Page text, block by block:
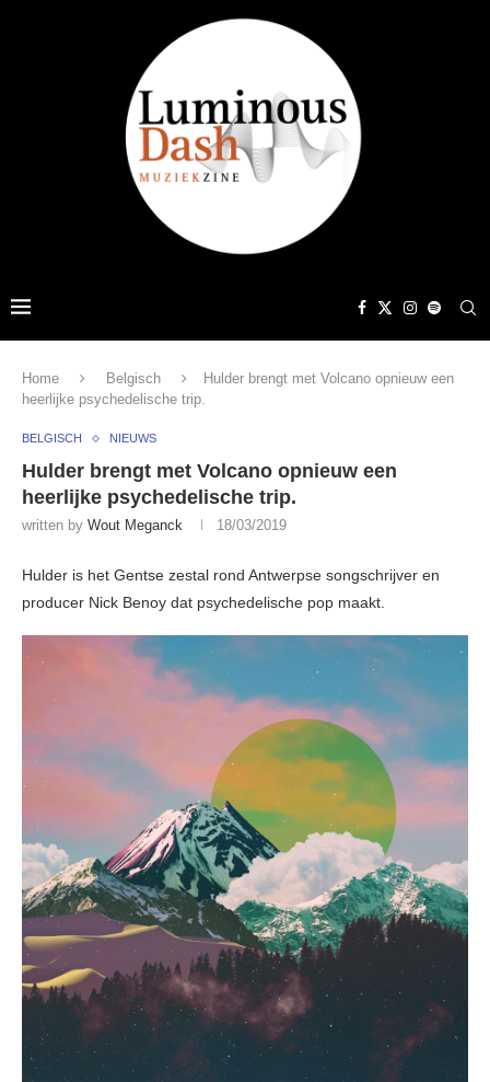
Home Belgisch
Hulder brengt met Volcano opnieuw een
heerlijke psychedelische trip.
BELGISCH NIEUWS
Hulder brengt met Volcano opnieuw een
heerlijke psychedelische trip.
written by Wout Meganck 18/03/2019
Hulder is het Gentse zestal rond Antwerpse songschrijver en
producer Nick Benoy dat psychedelische pop maakt.